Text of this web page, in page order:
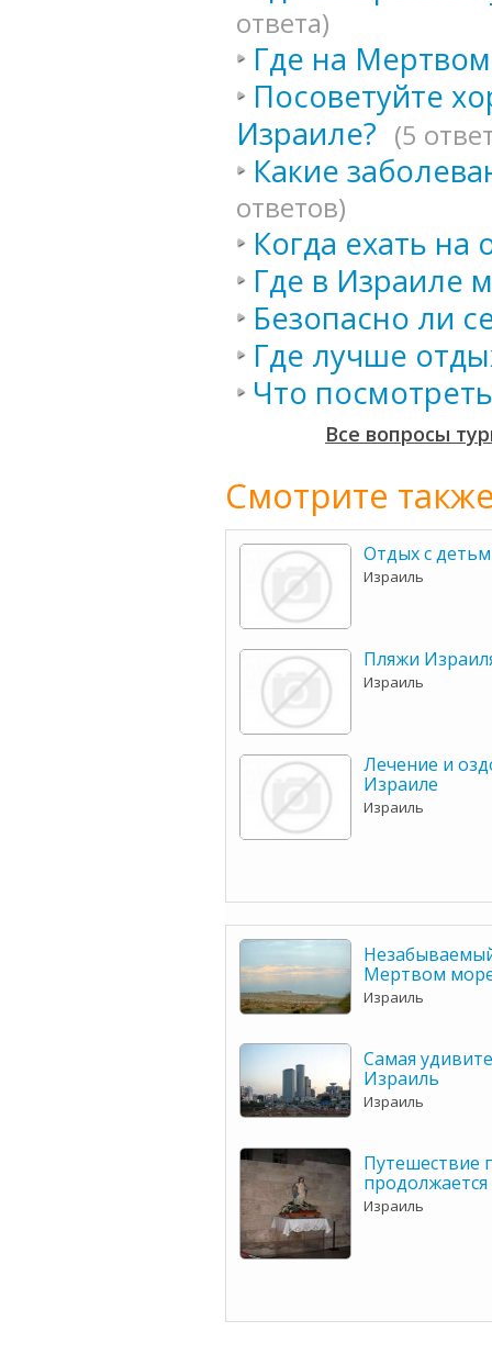
ответа)
Где на
Посоветуйте
Израиле? (5
Какие
ответов)
Когда ехать
Где в Израиле
Безопасно ли
Где лучше
Что
Все вопросы
Смотрите
Отдых с
Израиль
Пляжи
Израиль
Лечение и
Израиле
Израиль
Мертвом
Израиль
Самая
Израиль
Израиль
Путешествие
продолжается
Израиль